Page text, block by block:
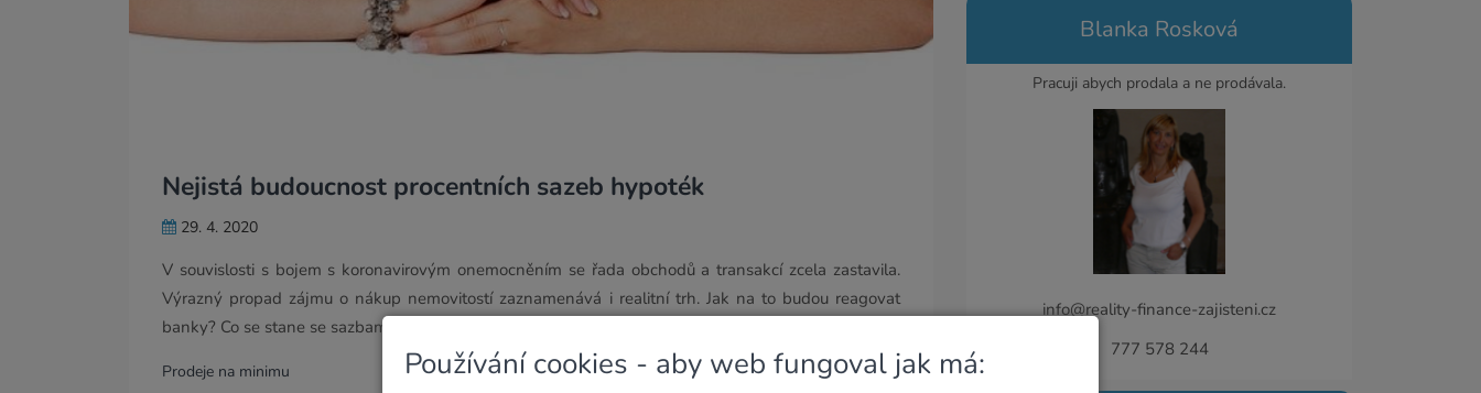
Nejistá budoucnost procentních sazeb hypoték
29. 4. 2020
V souvislosti s bojem s koronavirovým onemocněním se řada obchodů a transakcí zcela zastavila.
Výrazný propad zájmu o nákup nemovitostí zaznamenává i realitní trh. Jak na to budou reagovat
banky? Co se stane se sazbami hypotečních úvěrů?
Prodeje na minimu
Blanka Rosková
Pracuji abych prodala a ne prodávala.
info@reality-finance-zajisteni.cz
777 578 244
Používání cookies - aby web fungoval jak má: